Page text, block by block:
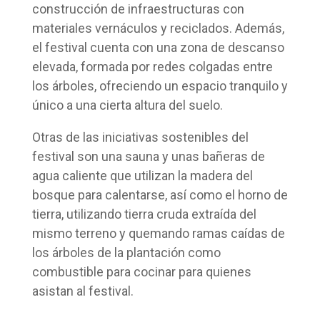
construcción de infraestructuras con
materiales vernáculos y reciclados. Además,
el festival cuenta con una zona de descanso
elevada, formada por redes colgadas entre
los árboles, ofreciendo un espacio tranquilo y
único a una cierta altura del suelo.
Otras de las iniciativas sostenibles del
festival son una sauna y unas bañeras de
agua caliente que utilizan la madera del
bosque para calentarse, así como el horno de
tierra, utilizando tierra cruda extraída del
mismo terreno y quemando ramas caídas de
los árboles de la plantación como
combustible para cocinar para quienes
asistan al festival.